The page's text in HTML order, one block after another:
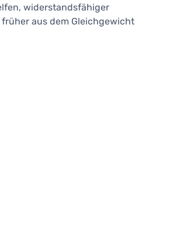
widerstandsfähiger
aus dem Gleichgewicht